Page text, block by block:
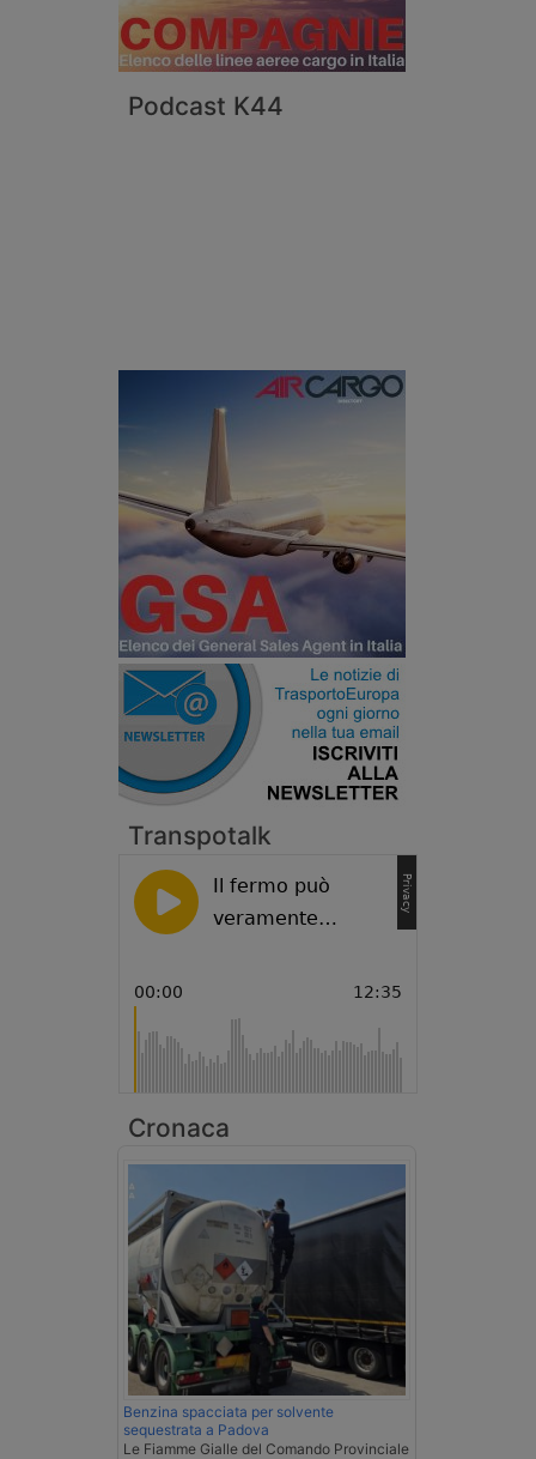
Podcast K44
Transpotalk
Cronaca
Benzina spacciata per solvente
sequestrata a Padova
Le Fiamme Gialle del Comando Provinciale